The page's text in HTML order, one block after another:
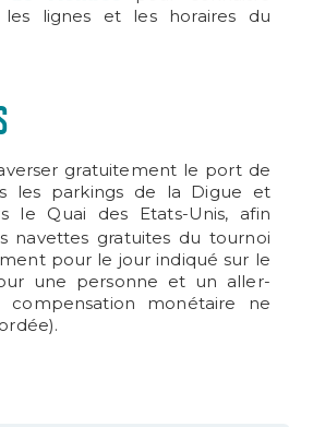
lignes et les horaires du
gratuitement le port de
les parkings de la Digue et
le Quai des Etats-Unis, afin
navettes gratuites du tournoi
pour le jour indiqué sur le
une personne et un aller-
compensation monétaire ne